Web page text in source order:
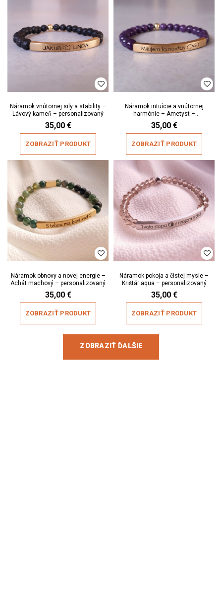
Náramok vnútornej sily a stability –
Lávový kameň – personalizovaný
35,00 €
ZOBRAZIŤ PRODUKT
Náramok intuície a vnútornej
harmónie – Ametyst –
personalizovaný
35,00 €
ZOBRAZIŤ PRODUKT
Náramok obnovy a novej energie –
Achát machový – personalizovaný
35,00 €
ZOBRAZIŤ PRODUKT
Náramok pokoja a čistej mysle –
Krištáľ aqua – personalizovaný
35,00 €
ZOBRAZIŤ PRODUKT